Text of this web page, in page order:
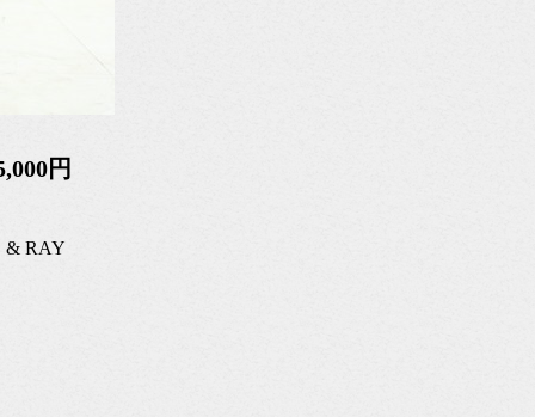
円
& RAY